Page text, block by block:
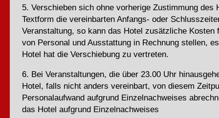
5. Verschieben sich ohne vorherige Zustimmung des
Textform die vereinbarten Anfangs- oder
Veranstaltung, so kann das Hotel zusätzliche Kosten
von Personal und Ausstattung in Rechnung stellen,
Hotel hat die Verschiebung zu vertreten.
6. Bei Veranstaltungen, die über 23.00 Uhr
Hotel, falls nicht anders vereinbart, von diesem
Personalaufwand aufgrund Einzelnachweises
das Hotel aufgrund Einzelnachweises